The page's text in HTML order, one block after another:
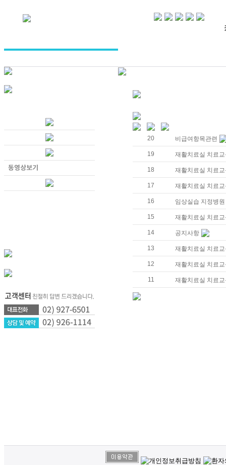
20 비급여항목관련
19 재활치료실 치료
18 재활치료실 치료
17 재활치료실 치료
16 임상실습 지정병
15 재활치료실 치료
14 공지사항
13 재활치료실 치료
12 재활치료실 치료
11 재활치료실 치료